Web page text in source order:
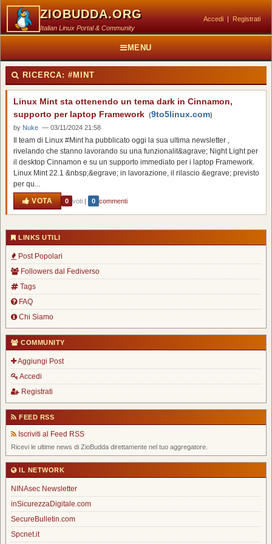
ZIOBUDDA.ORG
Italian Linux Portal & Community
Accedi | Registrati
MENU
RICERCA: #MINT
Linux Mint sta ottenendo un tema dark in Cinnamon,
supporto per laptop Framework (9to5linux.com)
by Nuke — 03/11/2024 21:58
Il team di Linux #Mint ha pubblicato oggi la sua ultima newsletter ,
rivelando che stanno lavorando su una funzionalit&agrave; Night Light per
il desktop Cinnamon e su un supporto immediato per i laptop Framework.
Linux Mint 22.1 &nbsp;&egrave; in lavorazione, il rilascio &egrave; previsto
per qu...
VOTA
0 voti | 0 commenti
LINKS UTILI
Post Popolari
Followers dal Fediverso
Tags
FAQ
Chi Siamo
COMMUNITY
Aggiungi Post
Accedi
Registrati
FEED RSS
Iscriviti al Feed RSS
Ricevi le ultime news di ZioBudda direttamente nel tuo aggregatore.
IL NETWORK
NINAsec Newsletter
inSicurezzaDigitale.com
SecureBulletin.com
Spcnet.it